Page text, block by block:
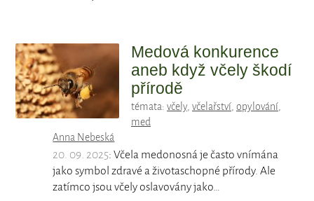
Medová konkurence
aneb když včely škodí
přírodě
témata: včely, včelařství, opylování,
med
Anna Nebeská
20. 09. 2025: Včela medonosná je často vnímána
jako symbol zdravé a životaschopné přírody. Ale
zatímco jsou včely oslavovány jako…